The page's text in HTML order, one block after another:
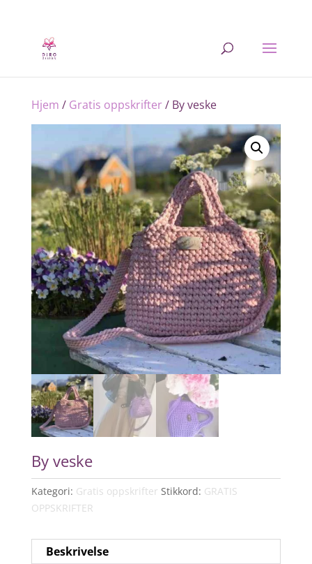
Hjem / Gratis oppskrifter/ By veske
By veske
Kategori: Gratis oppskrifter Stikkord: GRATIS
OPPSKRIFTER
Beskrivelse